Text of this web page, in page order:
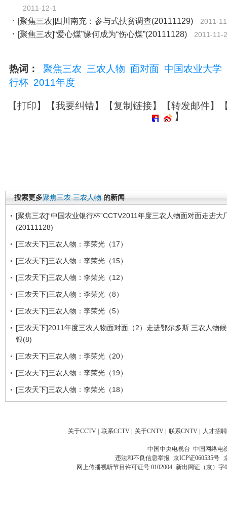
2011-12-1
[聚焦三农]四川南充：参与式扶贫调查(20111129) 2011-
[聚焦三农]“爱心煤”缘何成为“伤心煤”(20111128) 2011-11-
热词： 聚焦三农 三农人物 面对面 中国农业大学
行杯 2011年度
【打印】【我要纠错】【复制链接】【转发邮件】
】
搜索更多聚焦三农 三农人物 的新闻
[聚焦三农]“中国农业银行杯”CCTV2011年度三农人物面对面走进大
(20111128)
[三农天下]三农人物：李荣光（17）
[三农天下]三农人物：李荣光（15）
[三农天下]三农人物：李荣光（12）
[三农天下]三农人物：李荣光（8）
[三农天下]三农人物：李荣光（5）
[三农天下]2011年度三农人物面对面（2）走进鄂尔多斯 三农人物
银(8)
[三农天下]三农人物：李荣光（20）
[三农天下]三农人物：李荣光（19）
[三农天下]三农人物：李荣光（18）
关于CCTV | 联系CCTV | 关于CNTV | 联系CNTV | 人才招聘
中国中央电视台 中国网络电
违法和不良信息举报 京ICP证060535号
网上传播视听节目许可证号 0102004 新出网证（京）